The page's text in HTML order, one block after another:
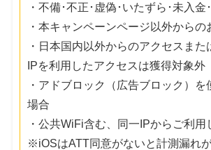
・不備･不正･虚偽･いたずら･未入金
・本キャンペーンページ以外からの
・日本国内以外からのアクセスま
IPを利用したアクセスは獲得対象外
・アドブロック（広告ブロック）を
場合
・公共WiFi含む、同一IPからご利用
※iOSはATT同意がないと計測漏れ